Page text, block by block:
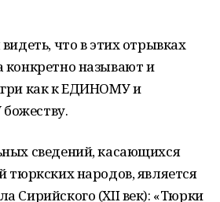
что в этих отрывках
конкретно называют и
как к ЕДИНОМУ и
сведений, касающихся
тюркских народов, является
Сирийского (XII век): «Тюрки